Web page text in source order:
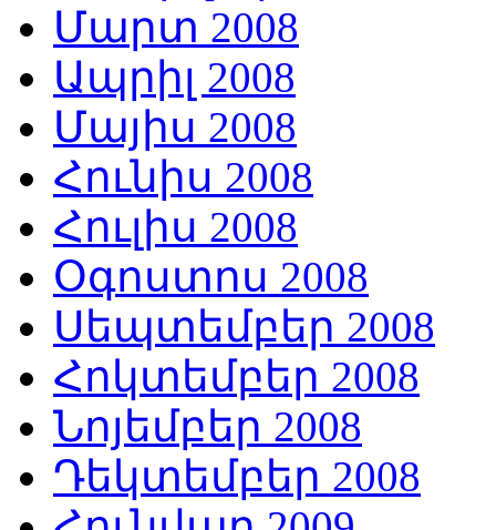
Մարտ 2008
Ապրիլ 2008
Մայիս 2008
Հունիս 2008
Հուլիս 2008
Օգոստոս 2008
Սեպտեմբեր 2008
Հոկտեմբեր 2008
Նոյեմբեր 2008
Դեկտեմբեր 2008